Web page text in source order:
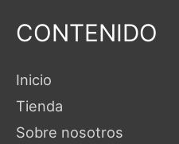
CONTENIDO
Inicio
Tienda
Sobre nosotros